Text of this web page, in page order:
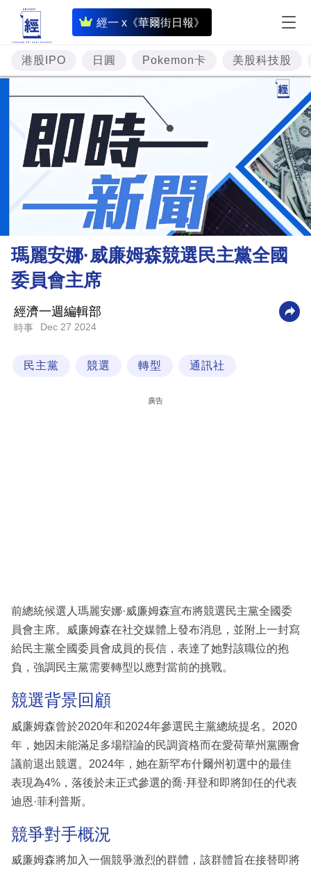
經一 x《華爾街日報》
即
時
財
經
專
題
投
資
樓
市
財
商
業
科
區
港股IPO 日圓 Pokemon卡 美股科技股
瑪麗安娜·威廉姆森競選民主黨全國
委員會主席
經濟一週編輯部
時事 Dec 27 2024
民主黨 競選 轉型 通訊社
廣告
前總統候選人瑪麗安娜·威廉姆森宣布將競選民主黨全國委
員會主席。威廉姆森在社交媒體上發布消息，並附上一封寫
給民主黨全國委員會成員的長信，表達了她對該職位的抱
負，強調民主黨需要轉型以應對當前的挑戰。
競選背景回顧
威廉姆森曾於2020年和2024年參選民主黨總統提名。2020
年，她因未能滿足多場辯論的民調資格而在愛荷華州黨團會
議前退出競選。2024年，她在新罕布什爾州初選中的最佳
表現為4%，落後於未正式參選的喬·拜登和即將卸任的代表
迪恩·菲利普斯。
競爭對手概況
威廉姆森將加入一個競爭激烈的群體，該群體旨在接替即將